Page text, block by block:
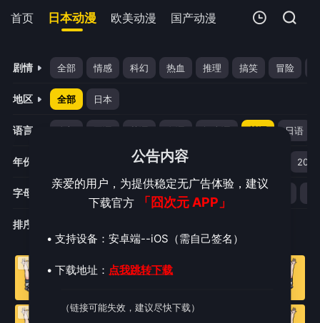
首页 日本动漫 欧美动漫 国产动漫 剧场版 追剧周
我的观影记录
暂无观看影片的记录
剧情 全部 情感 科幻 热血 推理 搞笑 冒险
地区 全部 日本
语言 全部 国语 英语 粤语 闽南语 韩语 日语
年份 2025 2024 2021
字母 C
排序
公告内容
亲爱的用户，为提供稳定无广告体验，建议
下载官方
「囧次元 APP」
• 支持设备：安卓端--iOS（需自己签名）
• 下载地址： 点我跳转下载
（链接可能失效，建议尽快下载）